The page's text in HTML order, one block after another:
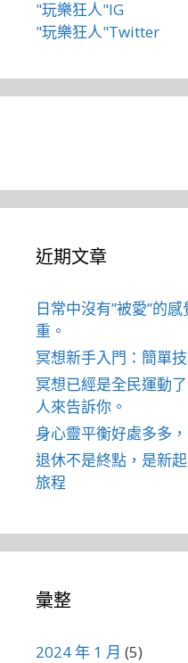
"玩樂狂人"IG
"玩樂狂人"Twitter
近期文章
日常中沒有”被愛”的
重。
冥想新手入門：簡單
冥想已經是全民運動
人來告訴你。
身心靈平衡好處多多
退休不是終點，是新
旅程
彙整
2024 年 1 月 (5)